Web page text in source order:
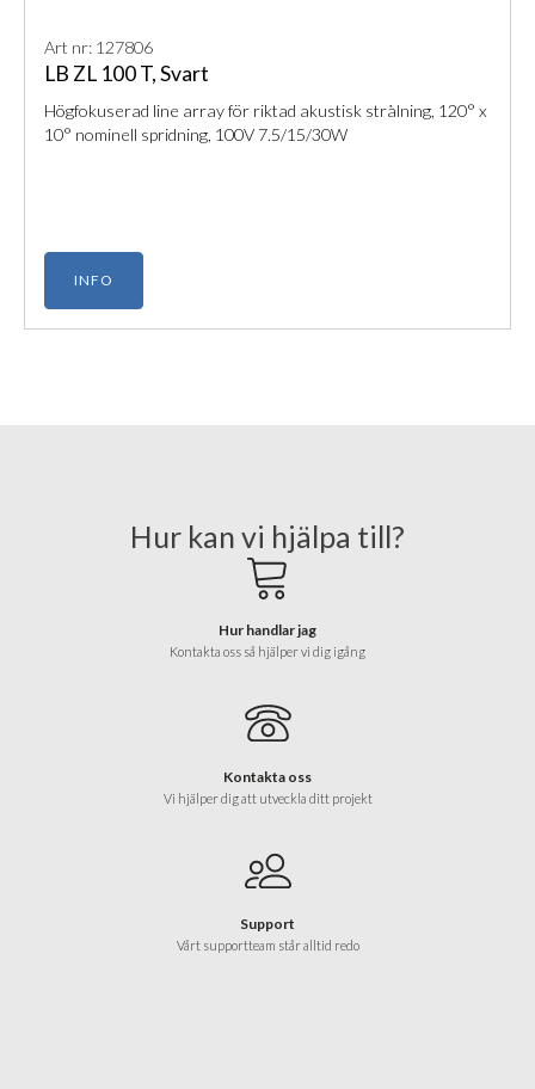
Art nr: 127806
LB ZL 100 T, Svart
Högfokuserad line array för riktad akustisk strålning, 120° x
10° nominell spridning, 100V 7.5/15/30W
INFO
Hur kan vi hjälpa till?
Hur handlar jag
Kontakta oss så hjälper vi dig igång
Kontakta oss
Vi hjälper dig att utveckla ditt projekt
Support
Vårt supportteam står alltid redo